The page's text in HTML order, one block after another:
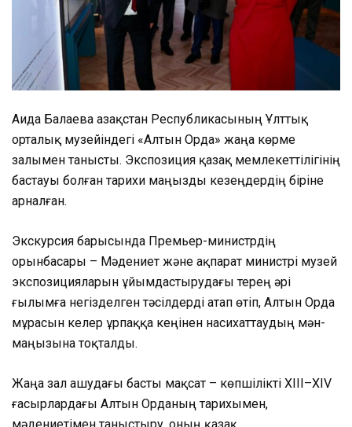
Аида Балаева Қазақстан Республикасының Ұлттық
орталық музейіндегі «Алтын Орда» жаңа көрме
залымен танысты. Экспозиция қазақ мемлекеттілігінің
бастауы болған тарихи маңызды кезеңдердің біріне
арналған.
Экскурсия барысында Премьер-министрдің
орынбасары – Мәдениет және ақпарат министрі музей
экспозицияларын ұйымдастырудағы терең әрі
ғылымға негізделген тәсілдерді атап өтіп, Алтын Орда
мұрасын келер ұрпаққа кеңінен насихаттаудың мән-
маңызына тоқталды.
Жаңа зал ашудағы басты мақсат – көпшілікті XIII–XIV
ғасырлардағы Алтын Орданың тарихымен,